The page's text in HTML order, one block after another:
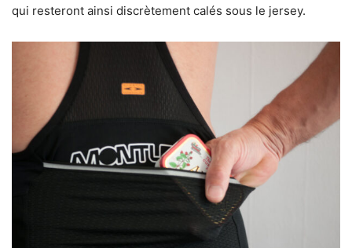
qui resteront ainsi discrètement calés sous le jersey.